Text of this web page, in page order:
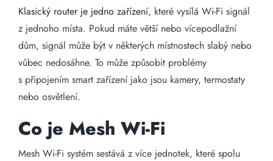
Klasický router je jedno zařízení, které vysílá Wi-Fi signál
z jednoho místa. Pokud máte větší nebo vícepodlažní
dům, signál může být v některých místnostech slabý nebo
vůbec nedosáhne. To může způsobit problémy
s připojením smart zařízení jako jsou kamery, termostaty
nebo osvětlení.
Co je Mesh Wi-Fi
Mesh Wi-Fi systém sestává z více jednotek, které spolu